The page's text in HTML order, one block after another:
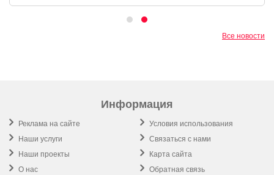
Все новости
Информация
Реклама на сайте
Наши услуги
Наши проекты
О нас
Условия использования
Связаться с нами
Карта сайта
Обратная связь